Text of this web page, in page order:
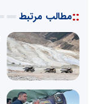
::مطالب مرتبط